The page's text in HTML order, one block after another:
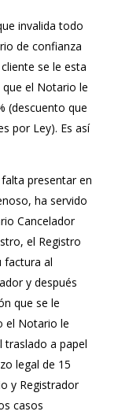
invalida todo
de confianza
se le esta
que el Notario le
(descuento que
por Ley). Es así
presentar en
ha servido
Cancelador
el Registro
factura al
y después
que se le
el Notario le
traslado a papel
legal de 15
y Registrador
casos